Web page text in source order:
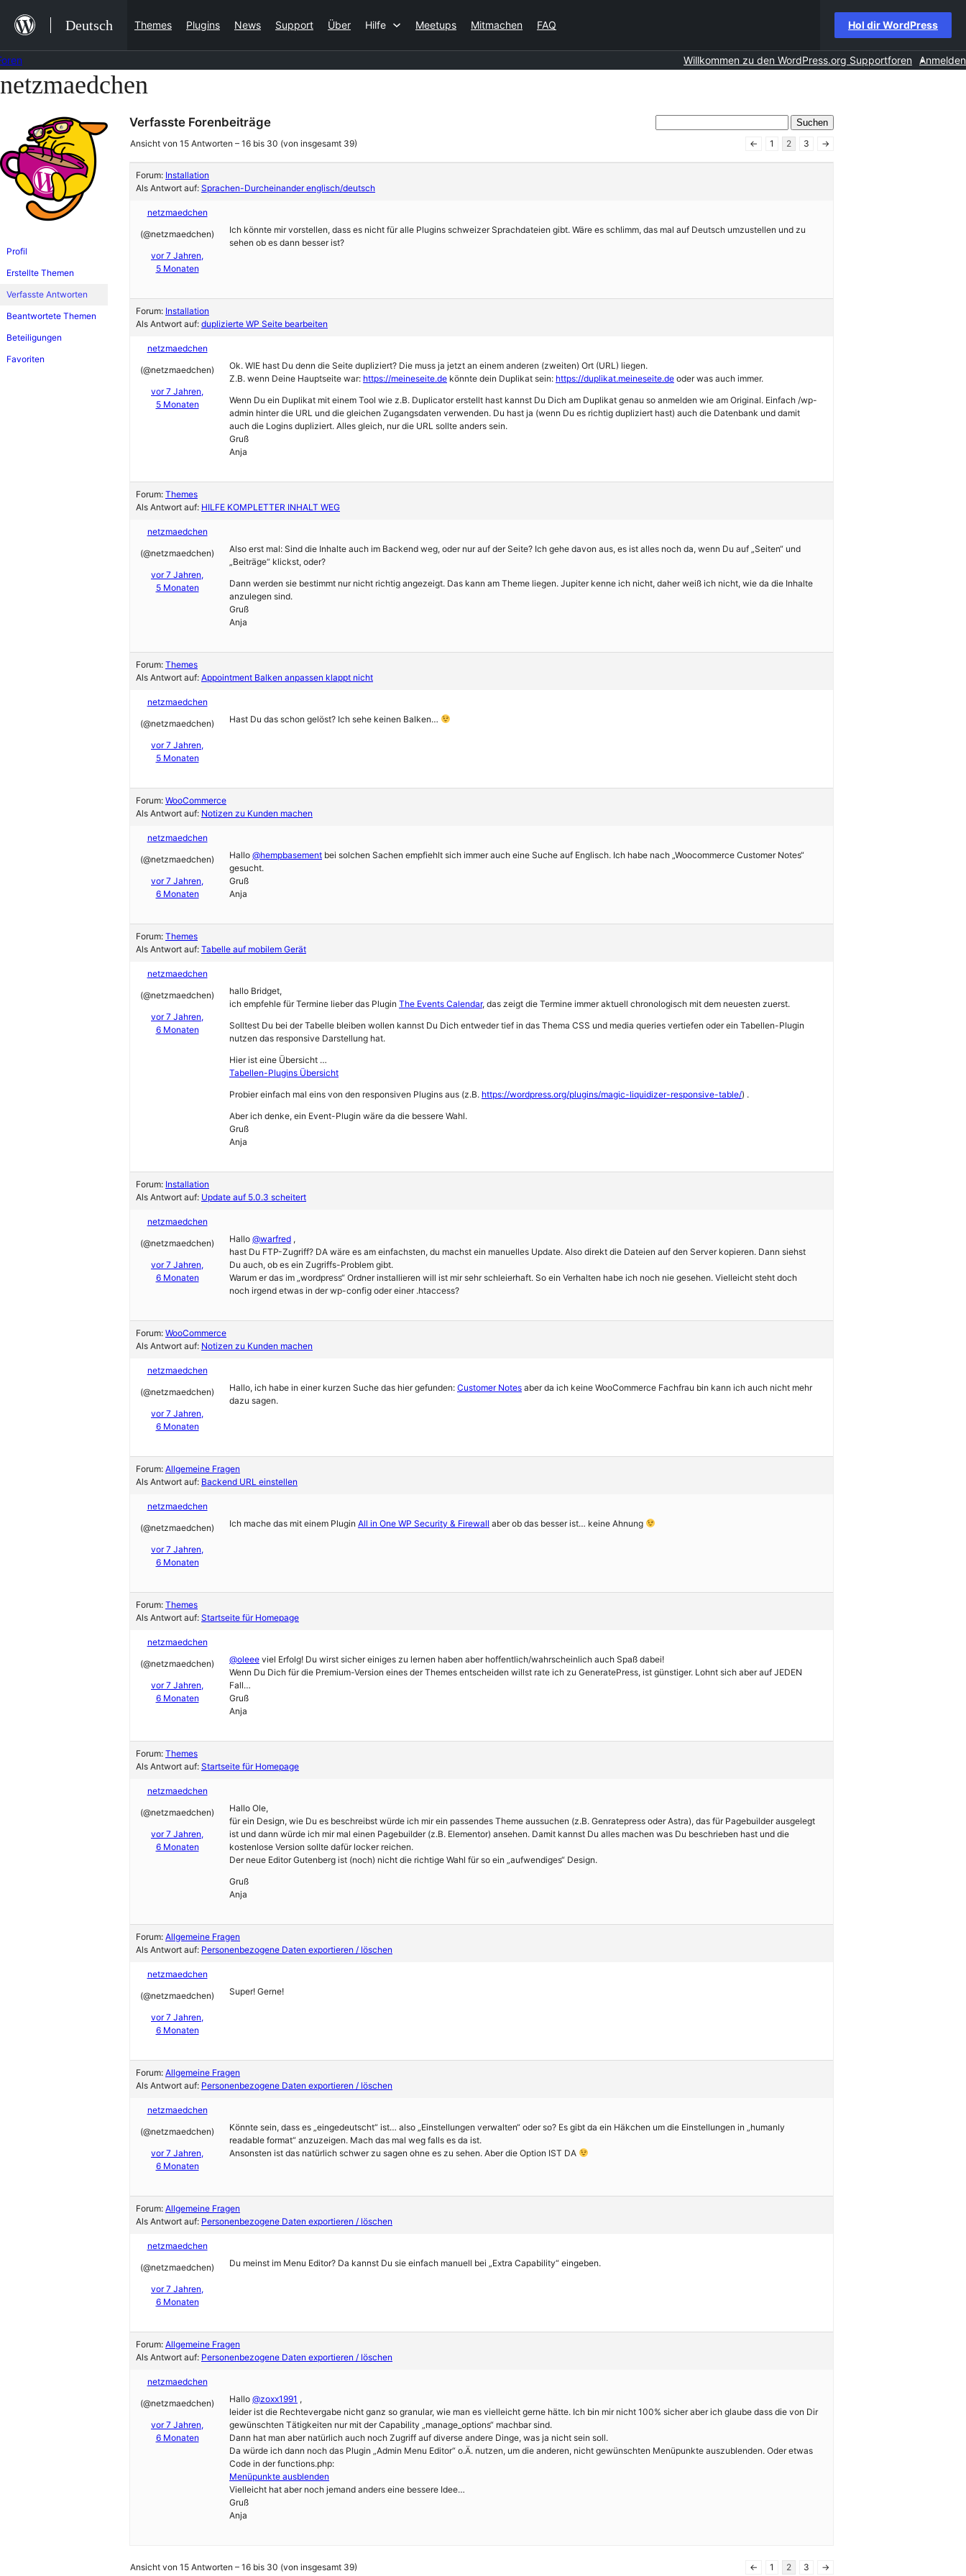
Inhalt
springen
Deutsch Themes Plugins News Support Über Hilfe Meetups Mitmachen FAQ Hol dir WordPress
Willkommen zu den WordPress.org Supportforen Anmelden
Zum
springen
netzmaedchen
Profil
Erstellte Themen
Verfasste Antworten
Beantwortete Themen
Beteiligungen
Favoriten
Verfasste Forenbeiträge
Ansicht von 15 Antworten – 16 bis 30 (von insgesamt 39) ← 1 2 3 →
Forum: Installation
Als Antwort auf: Sprachen-Durcheinander englisch/deutsch
netzmaedchen
(@netzmaedchen)
vor 7 Jahren,
5 Monaten
Ich könnte mir vorstellen, dass es nicht für alle Plugins schweizer Sprachdateien gibt. Wäre es schlimm, das mal auf Deutsch umzustellen und zu
sehen ob es dann besser ist?
Forum: Installation
Als Antwort auf: duplizierte WP Seite bearbeiten
netzmaedchen
(@netzmaedchen)
vor 7 Jahren,
5 Monaten
Ok. WIE hast Du denn die Seite dupliziert? Die muss ja jetzt an einem anderen (zweiten) Ort (URL) liegen.
Z.B. wenn Deine Hauptseite war: https://meineseite.de könnte dein Duplikat sein: https://duplikat.meineseite.de oder was auch immer.
Wenn Du ein Duplikat mit einem Tool wie z.B. Duplicator erstellt hast kannst Du Dich am Duplikat genau so anmelden wie am Original. Einfach /wp-
admin hinter die URL und die gleichen Zugangsdaten verwenden. Du hast ja (wenn Du es richtig dupliziert hast) auch die Datenbank und damit
auch die Logins dupliziert. Alles gleich, nur die URL sollte anders sein.
Gruß
Anja
Forum: Themes
Als Antwort auf: HILFE KOMPLETTER INHALT WEG
netzmaedchen
(@netzmaedchen)
vor 7 Jahren,
5 Monaten
Also erst mal: Sind die Inhalte auch im Backend weg, oder nur auf der Seite? Ich gehe davon aus, es ist alles noch da, wenn Du auf „Seiten“ und
„Beiträge“ klickst, oder?
Dann werden sie bestimmt nur nicht richtig angezeigt. Das kann am Theme liegen. Jupiter kenne ich nicht, daher weiß ich nicht, wie da die Inhalte
anzulegen sind.
Gruß
Anja
Forum: Themes
Als Antwort auf: Appointment Balken anpassen klappt nicht
netzmaedchen
(@netzmaedchen)
vor 7 Jahren,
5 Monaten
Hast Du das schon gelöst? Ich sehe keinen Balken…
Forum: WooCommerce
Als Antwort auf: Notizen zu Kunden machen
netzmaedchen
(@netzmaedchen)
vor 7 Jahren,
6 Monaten
Hallo @hempbasement bei solchen Sachen empfiehlt sich immer auch eine Suche auf Englisch. Ich habe nach „Woocommerce Customer Notes“
gesucht.
Gruß
Anja
Forum: Themes
Als Antwort auf: Tabelle auf mobilem Gerät
netzmaedchen
(@netzmaedchen)
vor 7 Jahren,
6 Monaten
hallo Bridget,
ich empfehle für Termine lieber das Plugin The Events Calendar, das zeigt die Termine immer aktuell chronologisch mit dem neuesten zuerst.
Solltest Du bei der Tabelle bleiben wollen kannst Du Dich entweder tief in das Thema CSS und media queries vertiefen oder ein Tabellen-Plugin
nutzen das responsive Darstellung hat.
Hier ist eine Übersicht …
Tabellen-Plugins Übersicht
Probier einfach mal eins von den responsiven Plugins aus (z.B. https://wordpress.org/plugins/magic-liquidizer-responsive-table/) .
Aber ich denke, ein Event-Plugin wäre da die bessere Wahl.
Gruß
Anja
Forum: Installation
Als Antwort auf: Update auf 5.0.3 scheitert
netzmaedchen
(@netzmaedchen)
vor 7 Jahren,
6 Monaten
Hallo @warfred ,
hast Du FTP-Zugriff? DA wäre es am einfachsten, du machst ein manuelles Update. Also direkt die Dateien auf den Server kopieren. Dann siehst
Du auch, ob es ein Zugriffs-Problem gibt.
Warum er das im „wordpress“ Ordner installieren will ist mir sehr schleierhaft. So ein Verhalten habe ich noch nie gesehen. Vielleicht steht doch
noch irgend etwas in der wp-config oder einer .htaccess?
Forum: WooCommerce
Als Antwort auf: Notizen zu Kunden machen
netzmaedchen
(@netzmaedchen)
vor 7 Jahren,
6 Monaten
Hallo, ich habe in einer kurzen Suche das hier gefunden: Customer Notes aber da ich keine WooCommerce Fachfrau bin kann ich auch nicht mehr
dazu sagen.
Forum: Allgemeine Fragen
Als Antwort auf: Backend URL einstellen
netzmaedchen
(@netzmaedchen)
vor 7 Jahren,
6 Monaten
Ich mache das mit einem Plugin All in One WP Security & Firewall aber ob das besser ist… keine Ahnung
Forum: Themes
Als Antwort auf: Startseite für Homepage
netzmaedchen
(@netzmaedchen)
vor 7 Jahren,
6 Monaten
@oleee viel Erfolg! Du wirst sicher einiges zu lernen haben aber hoffentlich/wahrscheinlich auch Spaß dabei!
Wenn Du Dich für die Premium-Version eines der Themes entscheiden willst rate ich zu GeneratePress, ist günstiger. Lohnt sich aber auf JEDEN
Fall…
Gruß
Anja
Forum: Themes
Als Antwort auf: Startseite für Homepage
netzmaedchen
(@netzmaedchen)
vor 7 Jahren,
6 Monaten
Hallo Ole,
für ein Design, wie Du es beschreibst würde ich mir ein passendes Theme aussuchen (z.B. Genratepress oder Astra), das für Pagebuilder ausgelegt
ist und dann würde ich mir mal einen Pagebuilder (z.B. Elementor) ansehen. Damit kannst Du alles machen was Du beschrieben hast und die
kostenlose Version sollte dafür locker reichen.
Der neue Editor Gutenberg ist (noch) nicht die richtige Wahl für so ein „aufwendiges“ Design.
Gruß
Anja
Forum: Allgemeine Fragen
Als Antwort auf: Personenbezogene Daten exportieren / löschen
netzmaedchen
(@netzmaedchen)
vor 7 Jahren,
6 Monaten
Super! Gerne!
Forum: Allgemeine Fragen
Als Antwort auf: Personenbezogene Daten exportieren / löschen
netzmaedchen
(@netzmaedchen)
vor 7 Jahren,
6 Monaten
Könnte sein, dass es „eingedeutscht“ ist… also „Einstellungen verwalten“ oder so? Es gibt da ein Häkchen um die Einstellungen in „humanly
readable format“ anzuzeigen. Mach das mal weg falls es da ist.
Ansonsten ist das natürlich schwer zu sagen ohne es zu sehen. Aber die Option IST DA
Forum: Allgemeine Fragen
Als Antwort auf: Personenbezogene Daten exportieren / löschen
netzmaedchen
(@netzmaedchen)
vor 7 Jahren,
6 Monaten
Du meinst im Menu Editor? Da kannst Du sie einfach manuell bei „Extra Capability“ eingeben.
Forum: Allgemeine Fragen
Als Antwort auf: Personenbezogene Daten exportieren / löschen
netzmaedchen
(@netzmaedchen)
vor 7 Jahren,
6 Monaten
Hallo @zoxx1991 ,
leider ist die Rechtevergabe nicht ganz so granular, wie man es vielleicht gerne hätte. Ich bin mir nicht 100% sicher aber ich glaube dass die von Dir
gewünschten Tätigkeiten nur mit der Capability „manage_options“ machbar sind.
Dann hat man aber natürlich auch noch Zugriff auf diverse andere Dinge, was ja nicht sein soll.
Da würde ich dann noch das Plugin „Admin Menu Editor“ o.Ä. nutzen, um die anderen, nicht gewünschten Menüpunkte auszublenden. Oder etwas
Code in der functions.php:
Menüpunkte ausblenden
Vielleicht hat aber noch jemand anders eine bessere Idee…
Gruß
Anja
Ansicht von 15 Antworten – 16 bis 30 (von insgesamt 39) ← 1 2 3 →